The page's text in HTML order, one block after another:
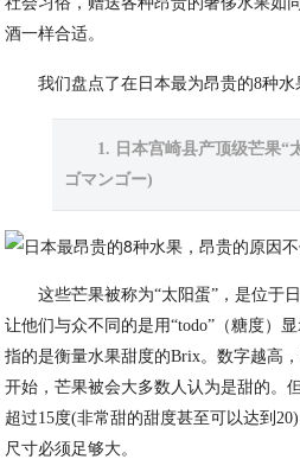
酒一样合适。
我们盘点了在日本最为昂贵的8种水
1. 日本宫崎县产顶级芒果“
ゴマンゴー)
这些芒果被称为“太阳蛋”，是位于
让他们与众不同的是用“todo”（糖度）
指的是衡量水果甜度的Brix。数字越高
开始，芒果被会大多数人认为是甜的。
超过15度(非常甜的甜度甚至可以达到
尺寸必须足够大。